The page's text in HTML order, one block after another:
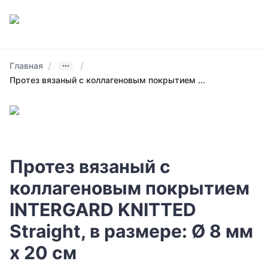
Главная / /
Протез вязаный с коллагеновым покрытием ...
Протез вязаный с
коллагеновым покрытием
INTERGARD KNITTED
Straight, в размере: Ø 8 мм
х 20 см